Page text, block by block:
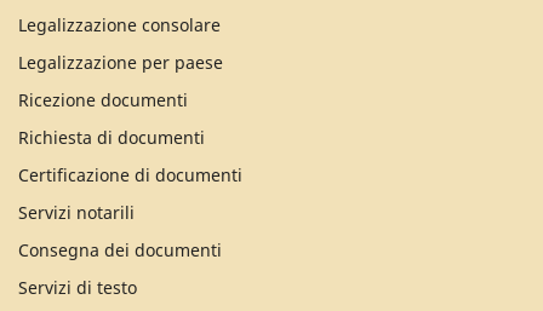
Legalizzazione consolare
Legalizzazione per paese
Ricezione documenti
Richiesta di documenti
Certificazione di documenti
Servizi notarili
Consegna dei documenti
Servizi di testo